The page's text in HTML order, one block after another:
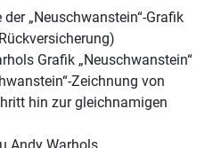
„Neuschwanstein“-Grafik
Grafik „Neuschwanstein“
Zeichnung von
hin zur gleichnamigen